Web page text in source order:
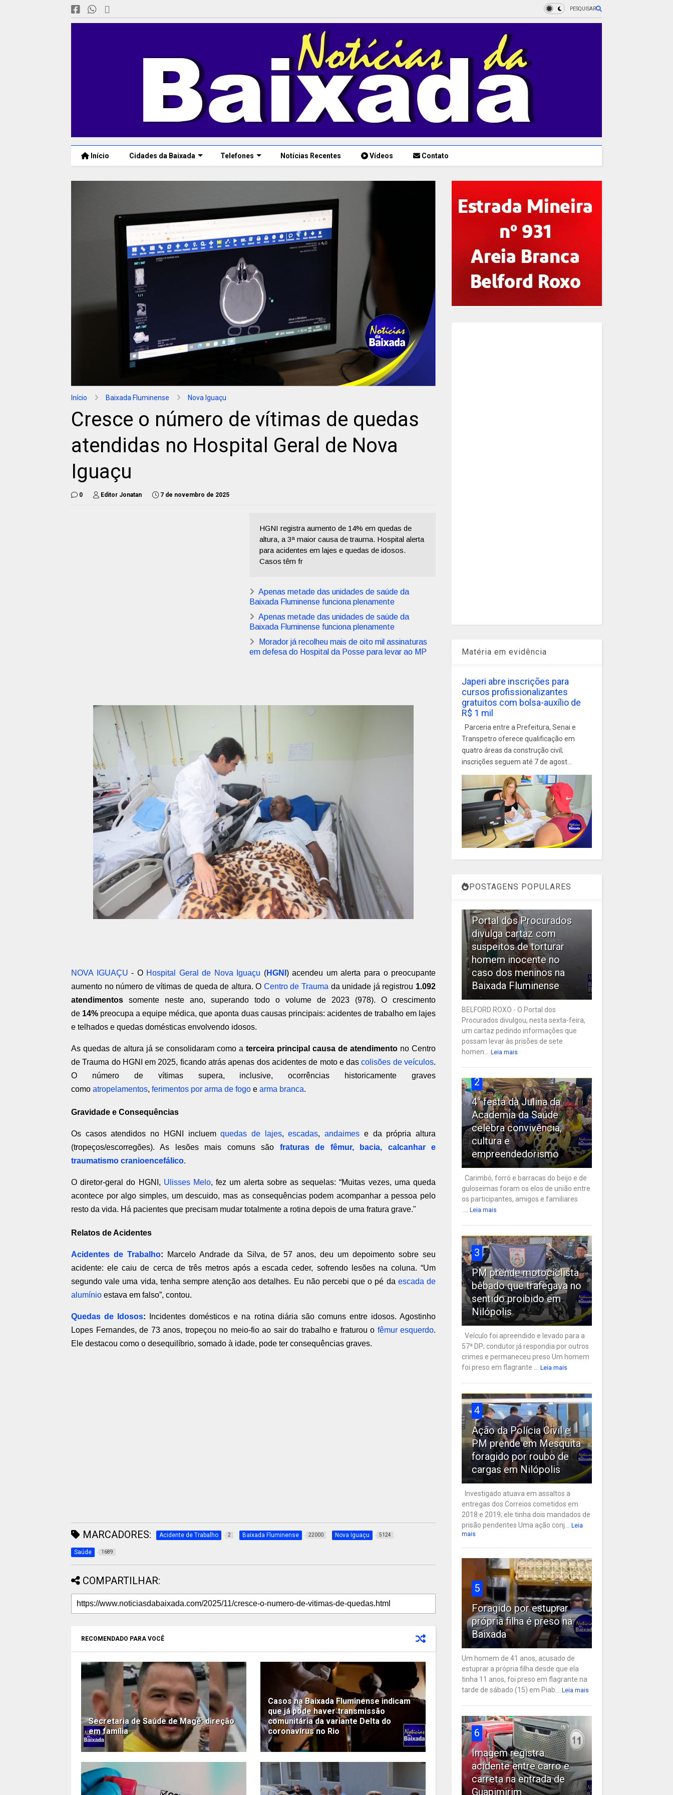
PESQUISAR
Início Cidades da Baixada Telefones Notícias Recentes Vídeos Contato
Início Baixada Fluminense Nova Iguaçu
Cresce o número de vítimas de quedas
atendidas no Hospital Geral de Nova
Iguaçu
0 Editor Jonatan 7 de novembro de 2025
HGNI registra aumento de 14% em quedas de
altura, a 3ª maior causa de trauma. Hospital alerta
para acidentes em lajes e quedas de idosos.
Casos têm fr
Apenas metade das unidades de saúde da
Baixada Fluminense funciona plenamente
Apenas metade das unidades de saúde da
Baixada Fluminense funciona plenamente
Morador já recolheu mais de oito mil assinaturas
em defesa do Hospital da Posse para levar ao MP
NOVA IGUAÇU - O Hospital Geral de Nova Iguaçu (HGNI ) acendeu um alerta para o preocupante
aumento no número de vítimas de queda de altura. O Centro de Trauma da unidade já registrou 1.092
atendimentos somente neste ano, superando todo o volume de 2023 (978). O crescimento
de 14% preocupa a equipe médica, que aponta duas causas principais: acidentes de trabalho em lajes
e telhados e quedas domésticas envolvendo idosos.
As quedas de altura já se consolidaram como a terceira principal causa de atendimento no Centro
de Trauma do HGNI em 2025, ficando atrás apenas dos acidentes de moto e dascolisões de veículos.
O número de vítimas supera, inclusive, ocorrências historicamente graves
como atropelamentos, ferimentos por arma de fogo e arma branca.
Gravidade e Consequências
Os casos atendidos no HGNI incluemquedas de lajes,escadas,andaimes e da própria altura
(tropeços/escorregões). As lesões mais comuns são fraturas de fêmur, bacia, calcanhar e
traumatismo cranioencefálico.
O diretor-geral do HGNI, Ulisses Melo, fez um alerta sobre as sequelas: “Muitas vezes, uma queda
acontece por algo simples, um descuido, mas as consequências podem acompanhar a pessoa pelo
resto da vida. Há pacientes que precisam mudar totalmente a rotina depois de uma fratura grave."
Relatos de Acidentes
Acidentes de Trabalho: Marcelo Andrade da Silva, de 57 anos, deu um depoimento sobre seu
acidente: ele caiu de cerca de três metros após a escada ceder, sofrendo lesões na coluna. “Um
segundo vale uma vida, tenha sempre atenção aos detalhes. Eu não percebi que o pé da escada de
alumínio estava em falso”, contou.
Quedas de Idosos: Incidentes domésticos e na rotina diária são comuns entre idosos. Agostinho
Lopes Fernandes, de 73 anos, tropeçou no meio-fio ao sair do trabalho e fraturou o fêmur esquerdo.
Ele destacou como o desequilíbrio, somado à idade, pode ter consequências graves.
MARCADORES: Acidente de Trabalho 2 Baixada Fluminense 22000 Nova Iguaçu 5124
Saúde 1689
COMPARTILHAR:
RECOMENDADO PARA VOCÊ
Secretaria de Saúde de Magé: direção
em família
Casos na Baixada Fluminense indicam
que já pode haver transmissão
comunitária da variante Delta do
coronavírus no Rio
Matéria em evidência
Japeri abre inscrições para
cursos profissionalizantes
gratuitos com bolsa-auxílio de
R$ 1 mil
Parceria entre a Prefeitura, Senai e
Transpetro oferece qualificação em
quatro áreas da construção civil;
inscrições seguem até 7 de agost...
POSTAGENS POPULARES
Portal dos Procurados
divulga cartaz com
suspeitos de torturar
homem inocente no
caso dos meninos na
Baixada Fluminense
BELFORD ROXO - O Portal dos
Procurados divulgou, nesta sexta-feira,
um cartaz pedindo informações que
possam levar às prisões de sete
homen... Leia mais
2
4° festa da Julina da
Academia da Saúde
celebra convivência,
cultura e
empreendedorismo
Carimbó, forró e barracas do beijo e de
guloseimas foram os elos de união entre
os participantes, amigos e familiares
... Leia mais
3
PM prende motociclista
bêbado que trafegava no
sentido proibido em
Nilópolis
Veículo foi apreendido e levado para a
57ª DP; condutor já respondia por outros
crimes e permaneceu preso Um homem
foi preso em flagrante ... Leia mais
4
Ação da Polícia Civil e
PM prende em Mesquita
foragido por roubo de
cargas em Nilópolis
Investigado atuava em assaltos a
entregas dos Correios cometidos em
2018 e 2019; ele tinha dois mandados de
prisão pendentes Uma ação conj... Leia
mais
5
Foragido por estuprar
própria filha é preso na
Baixada
Um homem de 41 anos, acusado de
estuprar a própria filha desde que ela
tinha 11 anos, foi preso em flagrante na
tarde de sábado (15) em Piab... Leia mais
6
Imagem registra
acidente entre carro e
carreta na entrada de
Guapimirim